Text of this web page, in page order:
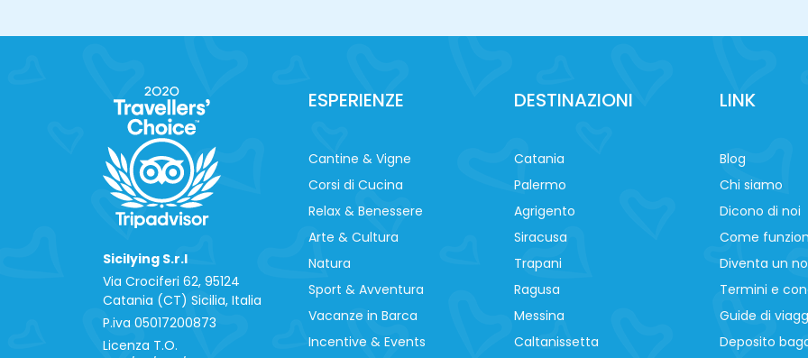
Sicilying S.r.l
Via Crociferi 62, 95124
Catania (CT) Sicilia, Italia
P.iva 0‍5017200873
Licenza T.O.
ESPERIENZE
Cantine & Vigne
Corsi di Cucina
Relax & Benessere
Arte & Cultura
Natura
Sport & Avventura
Vacanze in Barca
Incentive & Events
DESTINAZIONI
Catania
Palermo
Agrigento
Siracusa
Trapani
Ragusa
Messina
Caltanissetta
LINK
Blog
Chi siamo
Dicono di noi
Come
Diventa un
Termini e
Guide di
Deposito